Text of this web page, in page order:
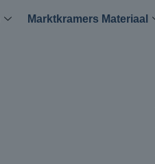
Marktkramers Materiaal